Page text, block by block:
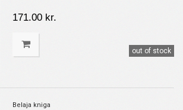
171.00 kr.
out of stock
Belaja kniga